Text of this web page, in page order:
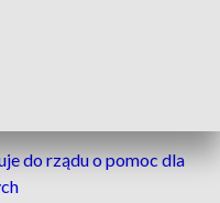
do rządu o pomoc dla